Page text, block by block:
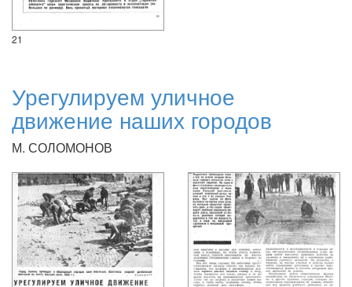
21
Урегулируем уличное
движение наших городов
М. СОЛОМОНОВ